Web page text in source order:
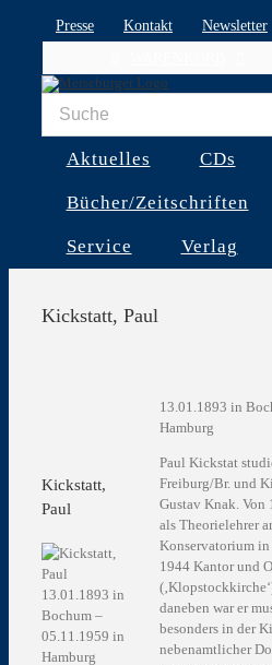
Presse Kontakt Newsletter
Aktuelles CDs
Bücher/Zeitschriften
Service Verlag
Kickstatt, Paul
13.01.1893 in
Hamburg
Paul Kickstat
Freiburg/Br. und
Gustav Knak. Von
als Theorielehrer
Konservatorium
1944 Kantor und
daneben war er
besonders in der
nebenamtlicher
Kickstatt,
Paul
13.01.1893 in
Bochum –
05.11.1959 in
Hamburg